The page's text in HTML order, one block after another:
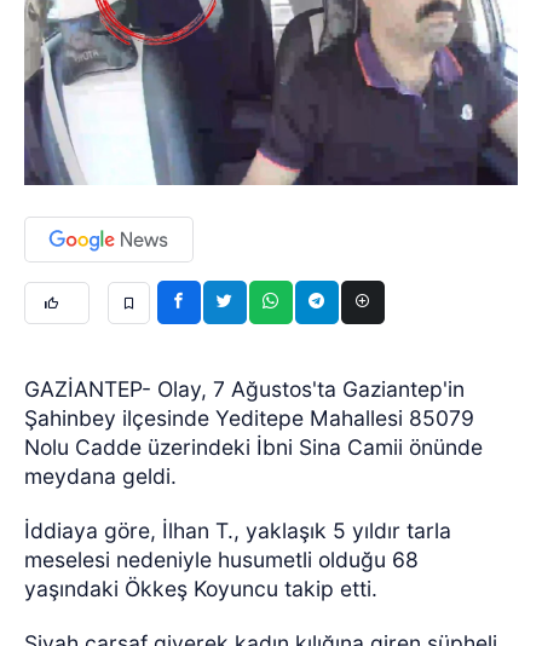
GAZİANTEP- Olay, 7 Ağustos'ta Gaziantep'in
Şahinbey ilçesinde Yeditepe Mahallesi 85079
Nolu Cadde üzerindeki İbni Sina Camii önünde
meydana geldi.
İddiaya göre, İlhan T., yaklaşık 5 yıldır tarla
meselesi nedeniyle husumetli olduğu 68
yaşındaki Ökkeş Koyuncu takip etti.